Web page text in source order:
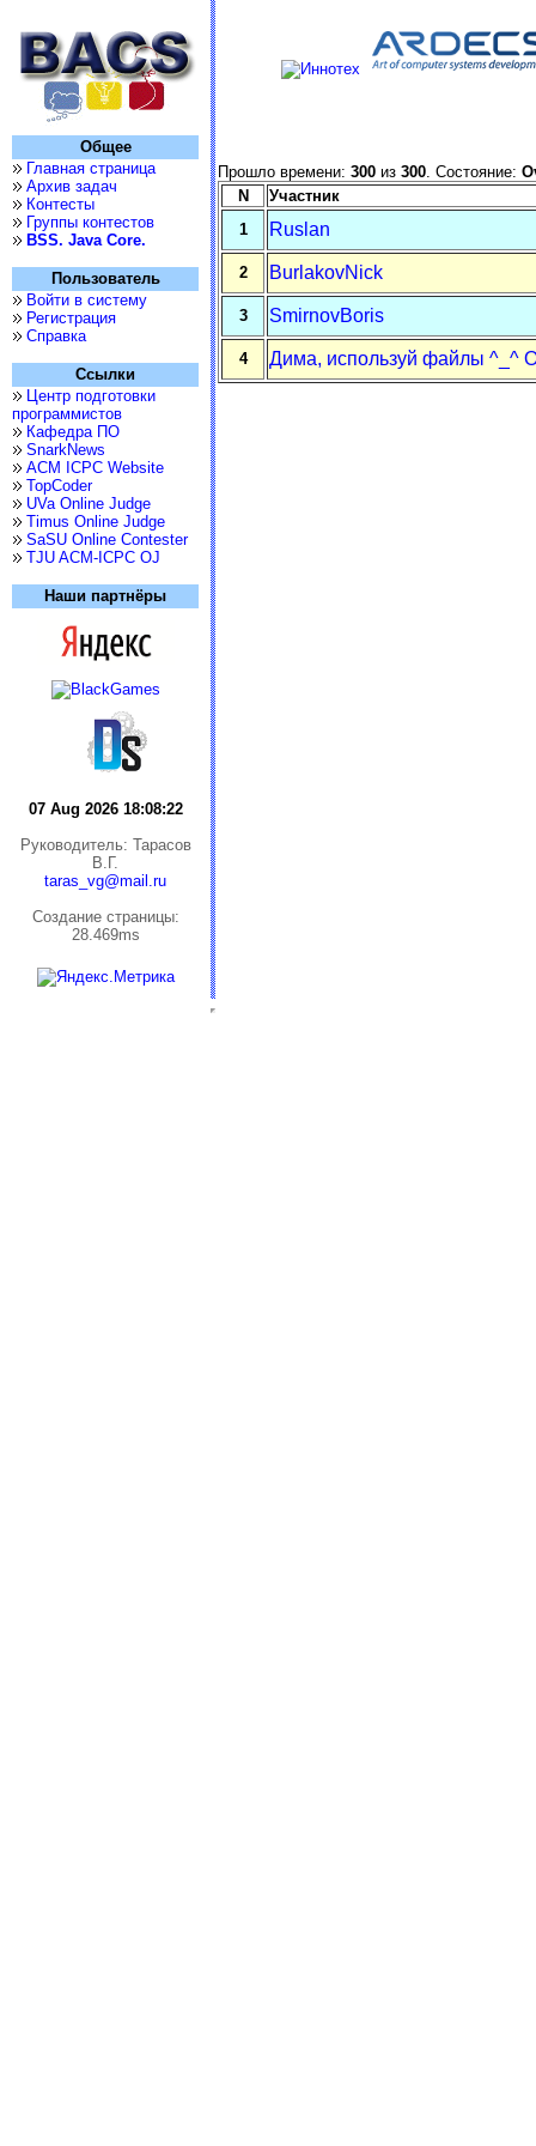
Общее
Главная страница
Архив задач
Контесты
Группы контестов
BSS. Java Core.
Пользователь
Войти в систему
Регистрация
Справка
Ссылки
Центр подготовки
программистов
Кафедра ПО
SnarkNews
ACM ICPC Website
TopCoder
UVa Online Judge
Timus Online Judge
SaSU Online Contester
TJU ACM-ICPC OJ
Наши партнёры
07 Aug 2026 18:08:22
Руководитель: Тарасов
В.Г.
taras_vg@mail.ru
Cоздание страницы:
28.469ms
Прошло времени: 300 из 300. Состояние:
N
Участник
1
Ruslan
2 BurlakovNick
3 SmirnovBoris
4 Дима, используй файлы ^_^